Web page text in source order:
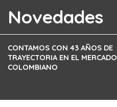
Novedades
CONTAMOS CON 43 AÑOS DE
TRAYECTORIA EN EL MERCADO
COLOMBIANO